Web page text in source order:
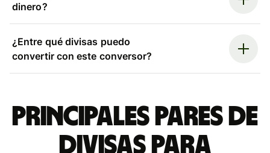
dinero?
¿Entre qué divisas puedo
convertir con este conversor?
Principales pares de
divisas para